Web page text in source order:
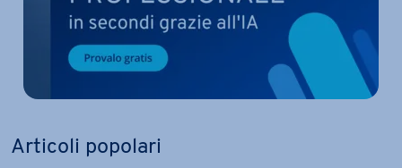
Articoli popolari